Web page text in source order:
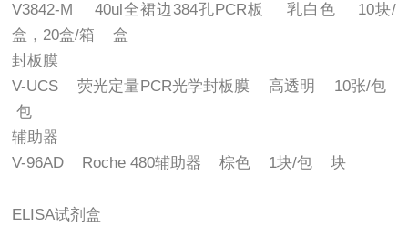
V3842-M 40ul全裙边384孔PCR板 乳白色 10块/
盒，20盒/箱 盒
封板膜
V-UCS 荧光定量PCR光学封板膜 高透明 10张/包
包
辅助器
V-96AD Roche 480辅助器 棕色 1块/包 块
ELISA试剂盒